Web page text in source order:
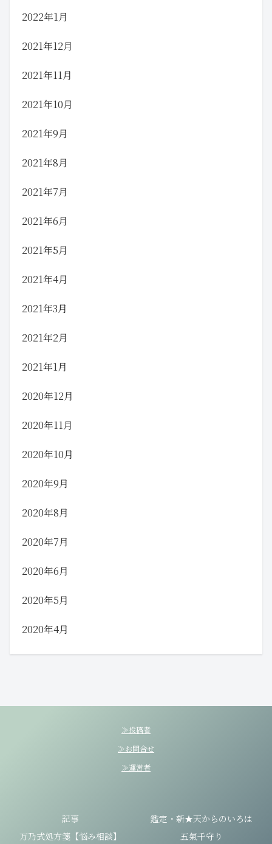
2022年1月
2021年12月
2021年11月
2021年10月
2021年9月
2021年8月
2021年7月
2021年6月
2021年5月
2021年4月
2021年3月
2021年2月
2021年1月
2020年12月
2020年11月
2020年10月
2020年9月
2020年8月
2020年7月
2020年6月
2020年5月
2020年4月
≫投稿者
≫お問合せ
≫運営者
記事
鑑定・新★天からのいろは
万乃式処方箋【悩み相談】
五氣千守り